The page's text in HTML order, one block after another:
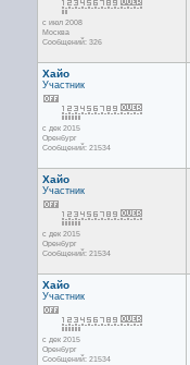
с июл 2008
Москва
Сообщений: 326
Хайо
Участник
с дек 2015
Оренбург
Сообщений: 21534
Хайо
Участник
с дек 2015
Оренбург
Сообщений: 21534
Хайо
Участник
с дек 2015
Оренбург
Сообщений: 21534